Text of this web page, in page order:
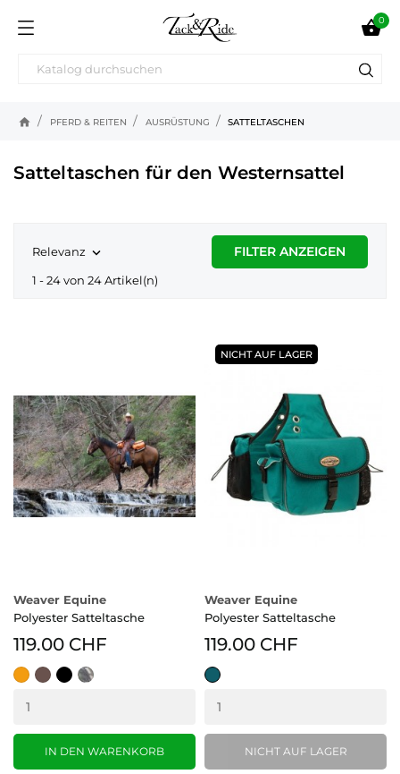
0
home PFERD & REITEN AUSRÜSTUNG SATTELTASCHEN
Satteltaschen für den Westernsattel
Relevanz  FILTER ANZEIGEN
1 - 24 von 24 Artikel(n)
Weaver Equine
Polyester Satteltasche
119.00 CHF
Orange
braunschwarz
Camo
IN DEN WARENKORB
Weaver Equine
Polyester Satteltasche
119.00 CHF
Teal
NICHT AUF LAGER
NICHT AUF LAGER